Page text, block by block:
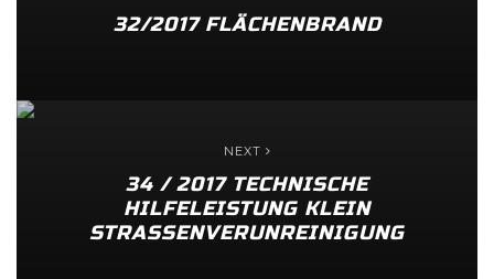
32/2017 FLÄCHENBRAND
NEXT
34 / 2017 TECHNISCHE
HILFELEISTUNG KLEIN
STRASSENVERUNREINIGUNG